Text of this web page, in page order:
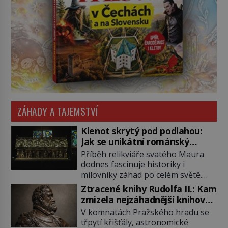
ZÁHADY A TAJEMSTVÍ
Klenot skrytý pod podlahou:
Jak se unikátní románský
poklad dostal do zapadlého
Bečova?
Příběh relikviáře svatého Maura
dodnes fascinuje historiky i
milovníky záhad po celém světě.
Tato románská zlatnická památka
ze 13. století je po českých
korunovačních klenotech druhým
nejcennějším movitým majetkem v
České republice. Přestože byl
Ztracené knihy Rudolfa II.: Kam
zmizela nejzáhadnější knihovna
Evropy?
V komnatách Pražského hradu se
třpytí křišťály, astronomické